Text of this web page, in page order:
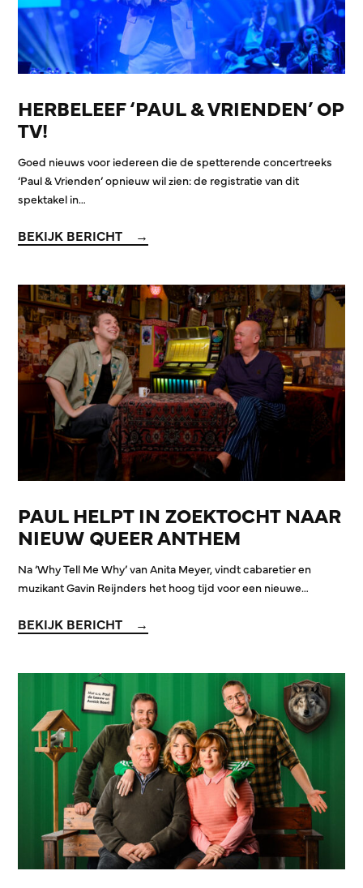
HERBELEEF ‘PAUL & VRIENDEN’ OP
TV!
Goed nieuws voor iedereen die de spetterende concertreeks
‘Paul & Vrienden’ opnieuw wil zien: de registratie van dit
spektakel in…
BEKIJK BERICHT
PAUL HELPT IN ZOEKTOCHT NAAR
NIEUW QUEER ANTHEM
Na ‘Why Tell Me Why’ van Anita Meyer, vindt cabaretier en
muzikant Gavin Reijnders het hoog tijd voor een nieuwe…
BEKIJK BERICHT